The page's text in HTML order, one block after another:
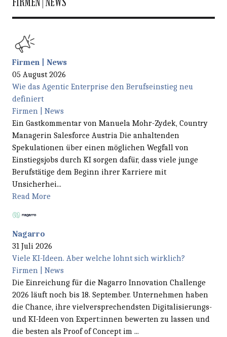
Firmen | News
05 August 2026
Wie das Agentic Enterprise den Berufseinstieg neu
definiert
Firmen | News
Ein Gastkommentar von Manuela Mohr-Zydek, Country
Managerin Salesforce Austria Die anhaltenden
Spekulationen über einen möglichen Wegfall von
Einstiegsjobs durch KI sorgen dafür, dass viele junge
Berufstätige dem Beginn ihrer Karriere mit
Unsicherhei...
Read More
Nagarro
31 Juli 2026
Viele KI-Ideen. Aber welche lohnt sich wirklich?
Firmen | News
Die Einreichung für die Nagarro Innovation Challenge
2026 läuft noch bis 18. September. Unternehmen haben
die Chance, ihre vielversprechendsten Digitalisierungs-
und KI-Ideen von Expert:innen bewerten zu lassen und
die besten als Proof of Concept im ...